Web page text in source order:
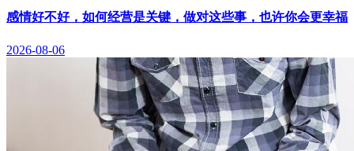
感情好不好，如何经营是关键，做对这些事，也许你会更幸福
2026-08-06